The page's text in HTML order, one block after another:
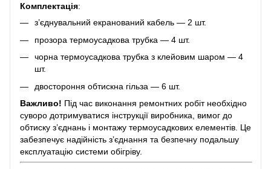
Комплектація:
з’єднувальний екранований кабель — 2 шт.
прозора термоусадкова трубка — 4 шт.
чорна термоусадкова трубка з клейовим шаром — 4
шт.
двостороння обтискна гільза — 6 шт.
Важливо! Під час виконання ремонтних робіт необхідно
суворо дотримуватися інструкції виробника, вимог до
обтиску з’єднань і монтажу термоусадкових елементів. Це
забезпечує надійність з’єднання та безпечну подальшу
експлуатацію системи обігріву.